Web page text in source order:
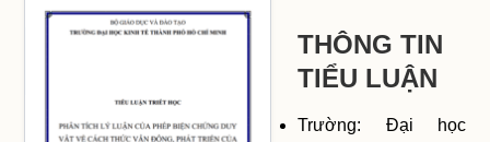
THÔNG TIN
TIỂU LUẬN
Trường: Đại học